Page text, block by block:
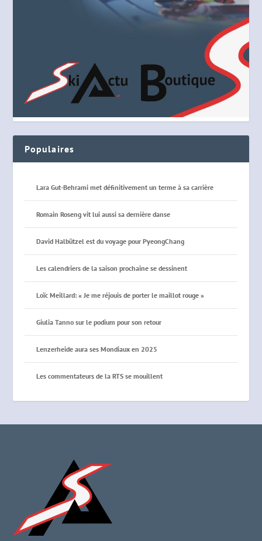
Populaires
Lara Gut-Behrami met définitivement un terme à sa carrière
Romain Roseng vit lui aussi sa dernière danse
David Halbützel est du voyage pour PyeongChang
Les calendriers de la saison prochaine se dessinent
Loïc Meillard: « Je me réjouis de porter le maillot rouge »
Giulia Tanno sur le podium pour son retour
Lenzerheide aura ses Mondiaux en 2025
Les commentateurs de la RTS se mouillent